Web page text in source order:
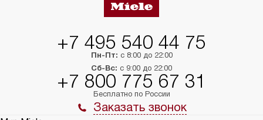
+7 495 540 44 75
Пн-Пт: с 8:00 до 22:00
Сб-Вс: с 9:00 до 22:00
+7 800 775 67 31
Бесплатно по России
Заказать звонок